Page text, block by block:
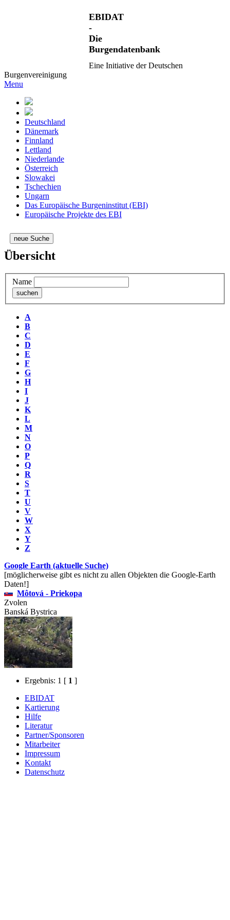
EBIDAT
-
Die
Burgendatenbank
Eine Initiative der Deutschen
Burgenvereinigung
Menu
Deutschland
Dänemark
Finnland
Lettland
Niederlande
Österreich
Slowakei
Tschechien
Ungarn
Das Europäische Burgeninstitut (EBI)
Europäische Projekte des EBI
neue Suche
Übersicht
Name
A
B
C
D
E
F
G
H
I
J
K
L
M
N
O
P
Q
R
S
T
U
V
W
X
Y
Z
Google Earth (aktuelle Suche)
[möglicherweise gibt es nicht zu allen Objekten die Google-Earth
Daten!]
Môtová - Priekopa
Zvolen
Banská Bystrica
Ergebnis: 1 [ 1 ]
EBIDAT
Kartierung
Hilfe
Literatur
Partner/Sponsoren
Mitarbeiter
Impressum
Kontakt
Datenschutz